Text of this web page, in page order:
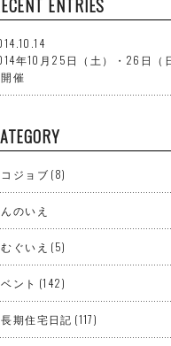
ENTRIES
年10月25日（土）・26日
催
コジョブ (8)
のいえ
ぐいえ (5)
ント (142)
期住宅日記 (117)